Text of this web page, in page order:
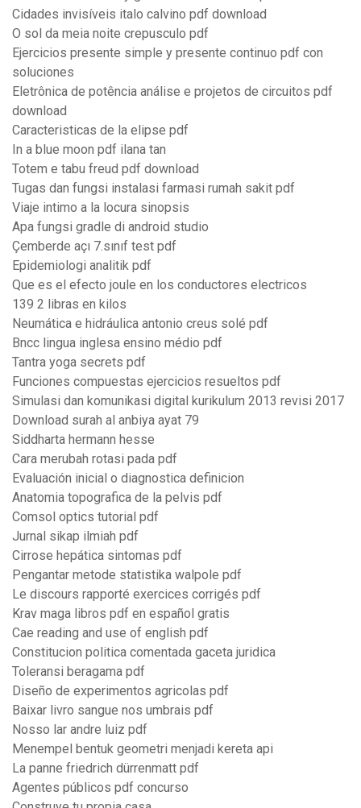
Cidades invisíveis italo calvino pdf download
O sol da meia noite crepusculo pdf
Ejercicios presente simple y presente continuo pdf con
soluciones
Eletrônica de potência análise e projetos de circuitos pdf
download
Caracteristicas de la elipse pdf
In a blue moon pdf ilana tan
Totem e tabu freud pdf download
Tugas dan fungsi instalasi farmasi rumah sakit pdf
Viaje intimo a la locura sinopsis
Apa fungsi gradle di android studio
Çemberde açı 7.sınıf test pdf
Epidemiologi analitik pdf
Que es el efecto joule en los conductores electricos
139 2 libras en kilos
Neumática e hidráulica antonio creus solé pdf
Bncc lingua inglesa ensino médio pdf
Tantra yoga secrets pdf
Funciones compuestas ejercicios resueltos pdf
Simulasi dan komunikasi digital kurikulum 2013 revisi 2017
Download surah al anbiya ayat 79
Siddharta hermann hesse
Cara merubah rotasi pada pdf
Evaluación inicial o diagnostica definicion
Anatomia topografica de la pelvis pdf
Comsol optics tutorial pdf
Jurnal sikap ilmiah pdf
Cirrose hepática sintomas pdf
Pengantar metode statistika walpole pdf
Le discours rapporté exercices corrigés pdf
Krav maga libros pdf en español gratis
Cae reading and use of english pdf
Constitucion politica comentada gaceta juridica
Toleransi beragama pdf
Diseño de experimentos agricolas pdf
Baixar livro sangue nos umbrais pdf
Nosso lar andre luiz pdf
Menempel bentuk geometri menjadi kereta api
La panne friedrich dürrenmatt pdf
Agentes públicos pdf concurso